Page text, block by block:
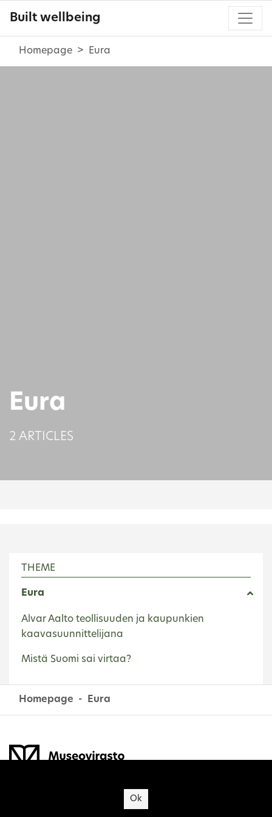
Built wellbeing
Homepage Eura
Eura
2 ARTICLES
THEME
Eura
Alvar Aalto teollisuuden ja kaupunkien
kaavasuunnittelijana
Mistä Suomi sai virtaa?
Homepage Eura
Ok